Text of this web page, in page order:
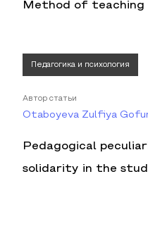
Method of teaching
Педагогика и психология
Автор статьи
Otaboyeva Zulfiya
Pedagogical
solidarity in the